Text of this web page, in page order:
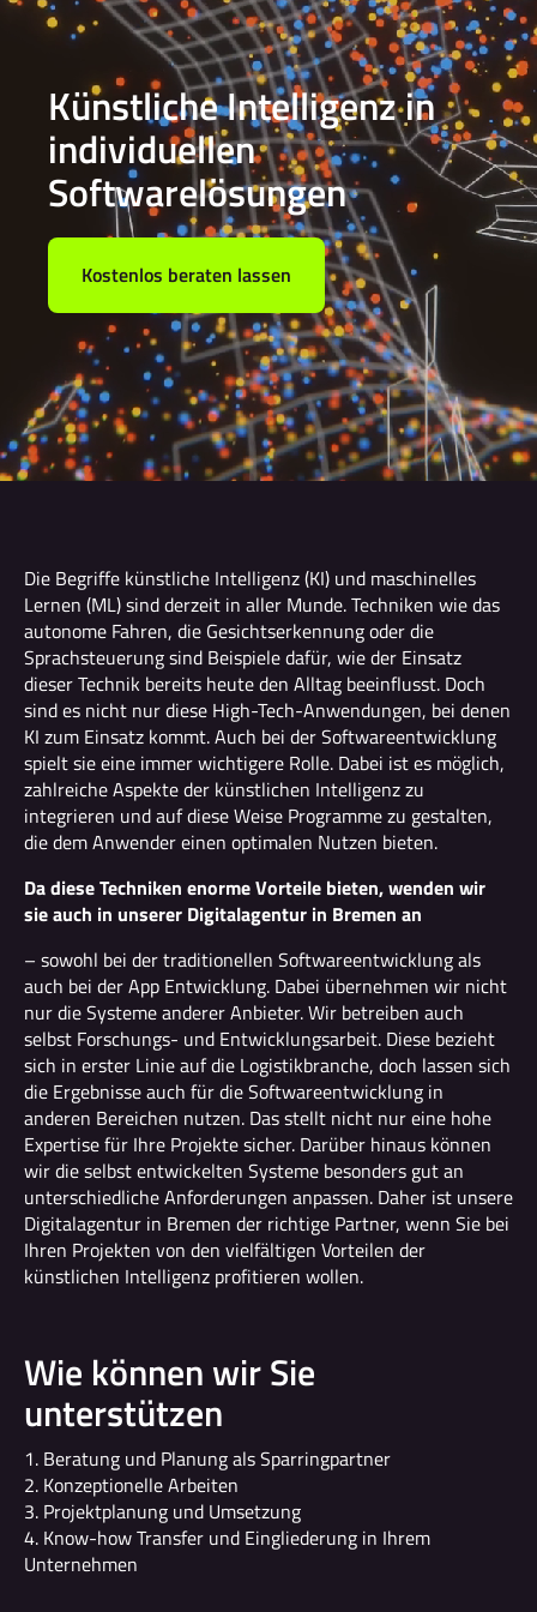
Künstliche Intelligenz in
individuellen
Softwarelösungen
Kostenlos beraten lassen
Die Begriffe künstliche Intelligenz (KI) und maschinelles
Lernen (ML) sind derzeit in aller Munde. Techniken wie das
autonome Fahren, die Gesichtserkennung oder die
Sprachsteuerung sind Beispiele dafür, wie der Einsatz
dieser Technik bereits heute den Alltag beeinflusst. Doch
sind es nicht nur diese High-Tech-Anwendungen, bei denen
KI zum Einsatz kommt. Auch bei der Softwareentwicklung
spielt sie eine immer wichtigere Rolle. Dabei ist es möglich,
zahlreiche Aspekte der künstlichen Intelligenz zu
integrieren und auf diese Weise Programme zu gestalten,
die dem Anwender einen optimalen Nutzen bieten.
Da diese Techniken enorme Vorteile bieten, wenden wir
sie auch in unserer Digitalagentur in Bremen an
– sowohl bei der traditionellen Softwareentwicklung als
auch bei der App Entwicklung. Dabei übernehmen wir nicht
nur die Systeme anderer Anbieter. Wir betreiben auch
selbst Forschungs- und Entwicklungsarbeit. Diese bezieht
sich in erster Linie auf die Logistikbranche, doch lassen sich
die Ergebnisse auch für die Softwareentwicklung in
anderen Bereichen nutzen. Das stellt nicht nur eine hohe
Expertise für Ihre Projekte sicher. Darüber hinaus können
wir die selbst entwickelten Systeme besonders gut an
unterschiedliche Anforderungen anpassen. Daher ist unsere
Digitalagentur in Bremen der richtige Partner, wenn Sie bei
Ihren Projekten von den vielfältigen Vorteilen der
künstlichen Intelligenz profitieren wollen.
Wie können wir Sie
unterstützen
Beratung und Planung als Sparringpartner
Konzeptionelle Arbeiten
Projektplanung und Umsetzung
Know-how Transfer und Eingliederung in Ihrem
Unternehmen